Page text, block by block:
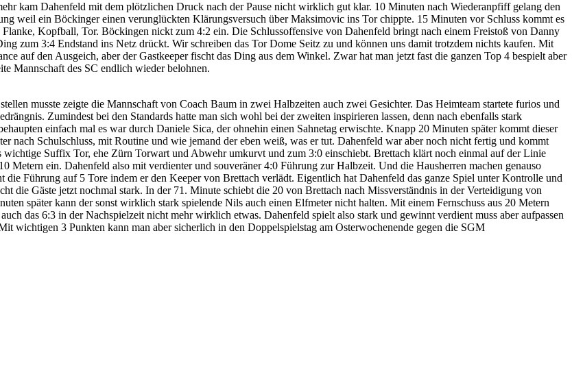
kam Dahenfeld mit dem plötzlichen Druck nach der Pause nicht wirklich gut klar. 10 Minuten nach Wiederanpfiff gelang den
weil ein Böckinger einen verunglückten Klärungsversuch über Maksimovic ins Tor chippte. 15 Minuten vor Schluss kommt es
Kopfball, Tor. Böckingen nickt zum 4:2 ein. Die Schlussoffensive von Dahenfeld bringt nach einem Freistoß von Danny
zum 3:4 Endstand ins Netz drückt. Wir schreiben das Tor Dome Seitz zu und können uns damit trotzdem nichts kaufen. Mit
auf den Ausgeich, aber der Gastkeeper fischt das Ding aus dem Winkel. Zwar hat man jetzt fast die ganzen Top 4 bespielt aber
Mannschaft des SC endlich wieder belohnen.
musste zeigte die Mannschaft von Coach Baum in zwei Halbzeiten auch zwei Gesichter. Das Heimteam startete furios und
Zumindest bei den Standards hatte man sich wohl bei der zweiten inspirieren lassen, denn nach ebenfalls stark
einfach mal es war durch Daniele Sica, der ohnehin einen Sahnetag erwischte. Knapp 20 Minuten später kommt dieser
nach Schulschluss, mit Routine und wie jemand der eben weiß, was er tut. Dahenfeld war aber noch nicht fertig und kommt
wichtige Suffix Tor, ehe Zürn Torwart und Abwehr umkurvt und zum 3:0 einschiebt. Brettach klärt noch einmal auf der Linie
Metern ein. Dahenfeld also mit verdienter und souveräner 4:0 Führung zur Halbzeit. Und die Hausherren machen genauso
Führung auf 5 Tore indem er den Keeper von Brettach verlädt. Eigentlich hat Dahenfeld das ganze Spiel unter Kontrolle und
die Gäste jetzt nochmal stark. In der 71. Minute schiebt die 20 von Brettach nach Missverständnis in der Verteidigung von
später kann der sonst wirklich stark spielende Nils auch einen Elfmeter nicht halten. Mit einem Fernschuss aus 20 Metern
das 6:3 in der Nachspielzeit nicht mehr wirklich etwas. Dahenfeld spielt also stark und gewinnt verdient muss aber aufpassen
wichtigen 3 Punkten kann man aber sicherlich in den Doppelspielstag am Osterwochenende gegen die SGM